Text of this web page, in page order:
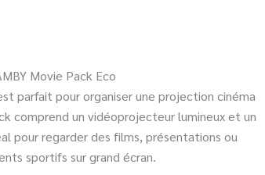
Movie Pack Eco
parfait pour organiser une projection cinéma
comprend un vidéoprojecteur lumineux et un
pour regarder des films, présentations ou
sportifs sur grand écran.